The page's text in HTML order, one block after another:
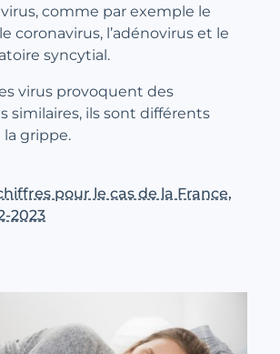
comme par exemple le
coronavirus, l’adénovirus et le
syncytial.
virus provoquent des
similaires, ils sont différents
grippe.
pour le cas de la France,
2023